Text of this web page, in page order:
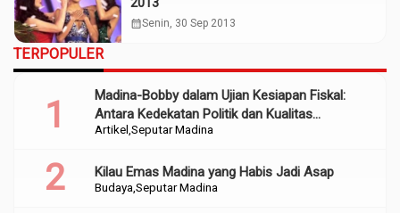
calendar_monthSenin, 30 Sep 2013
TERPOPULER
Artikel Seputar Madina
Madina-Bobby dalam Ujian Kesiapan Fiskal:
Antara Kedekatan Politik dan Kualitas
Perencanaan
Budaya Seputar Madina
Kilau Emas Madina yang Habis Jadi Asap